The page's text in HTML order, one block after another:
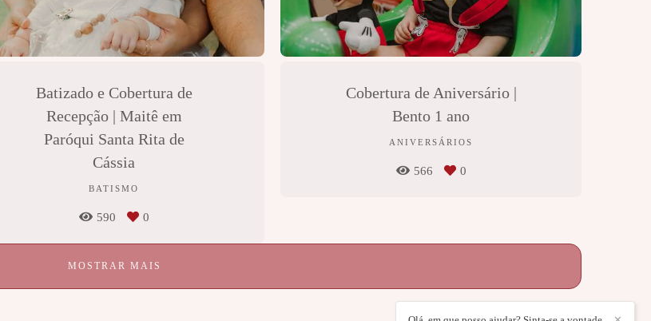
Batizado e Cobertura de
Recepção | Maitê em
Paróqui Santa Rita de
Cássia
BATISMO
590 0
Cobertura de Aniversário |
Bento 1 ano
ANIVERSÁRIOS
566 0
MOSTRAR MAIS